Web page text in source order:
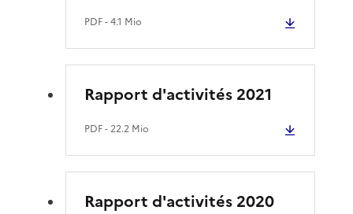
PDF- 4.1 Mio
Rapport d'activités 2021
PDF- 22.2 Mio
Rapport d'activités 2020